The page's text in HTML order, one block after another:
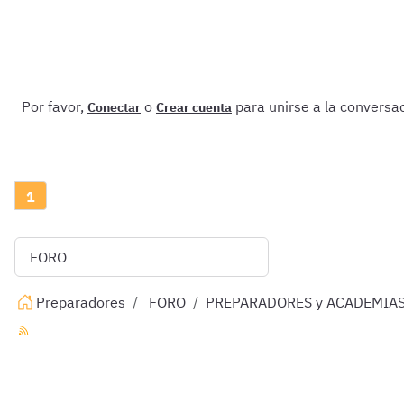
Por favor, Conectar o Crear cuenta para unirse a la
1
Preparadores FORO PREPARADORES y